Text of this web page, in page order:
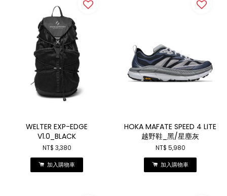
WELTER EXP-EDGE
V1.0_BLACK
NT$ 3,380
加入購物車
HOKA MAFATE SPEED 4 LITE
越野鞋_黑/星塵灰
NT$ 5,980
加入購物車